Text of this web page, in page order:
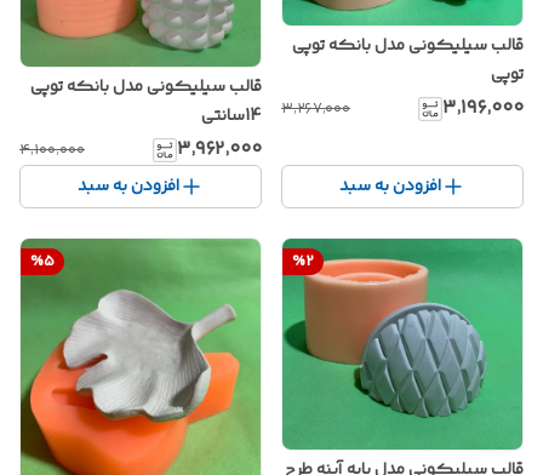
قالب سیلیکونی مدل بانکه توپی
توپی
۳٬۱۹۶٬۰۰۰ ۳٬۲۶۷٬۰۰۰
افزودن به سبد
قالب سیلیکونی مدل بانکه توپی
14سانتی
۳٬۹۶۲٬۰۰۰ ۴٬۱۰۰٬۰۰۰
افزودن به سبد
%2
%5